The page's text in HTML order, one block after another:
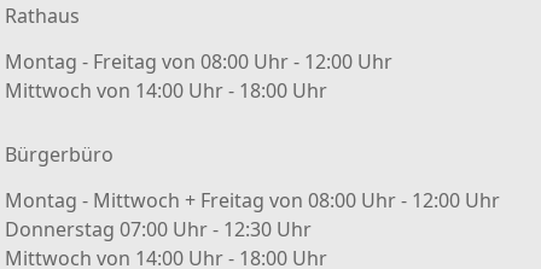
Rathaus
Montag - Freitag von 08:00 Uhr - 12:00 Uhr
Mittwoch von 14:00 Uhr - 18:00 Uhr
Bürgerbüro
Montag - Mittwoch + Freitag von 08:00 Uhr - 12:00 Uhr
Donnerstag 07:00 Uhr - 12:30 Uhr
Mittwoch von 14:00 Uhr - 18:00 Uhr